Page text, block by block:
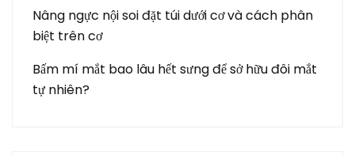
Nâng ngực nội soi đặt túi dưới cơ và cách phân
biệt trên cơ
Bấm mí mắt bao lâu hết sưng để sở hữu đôi mắt
tự nhiên?